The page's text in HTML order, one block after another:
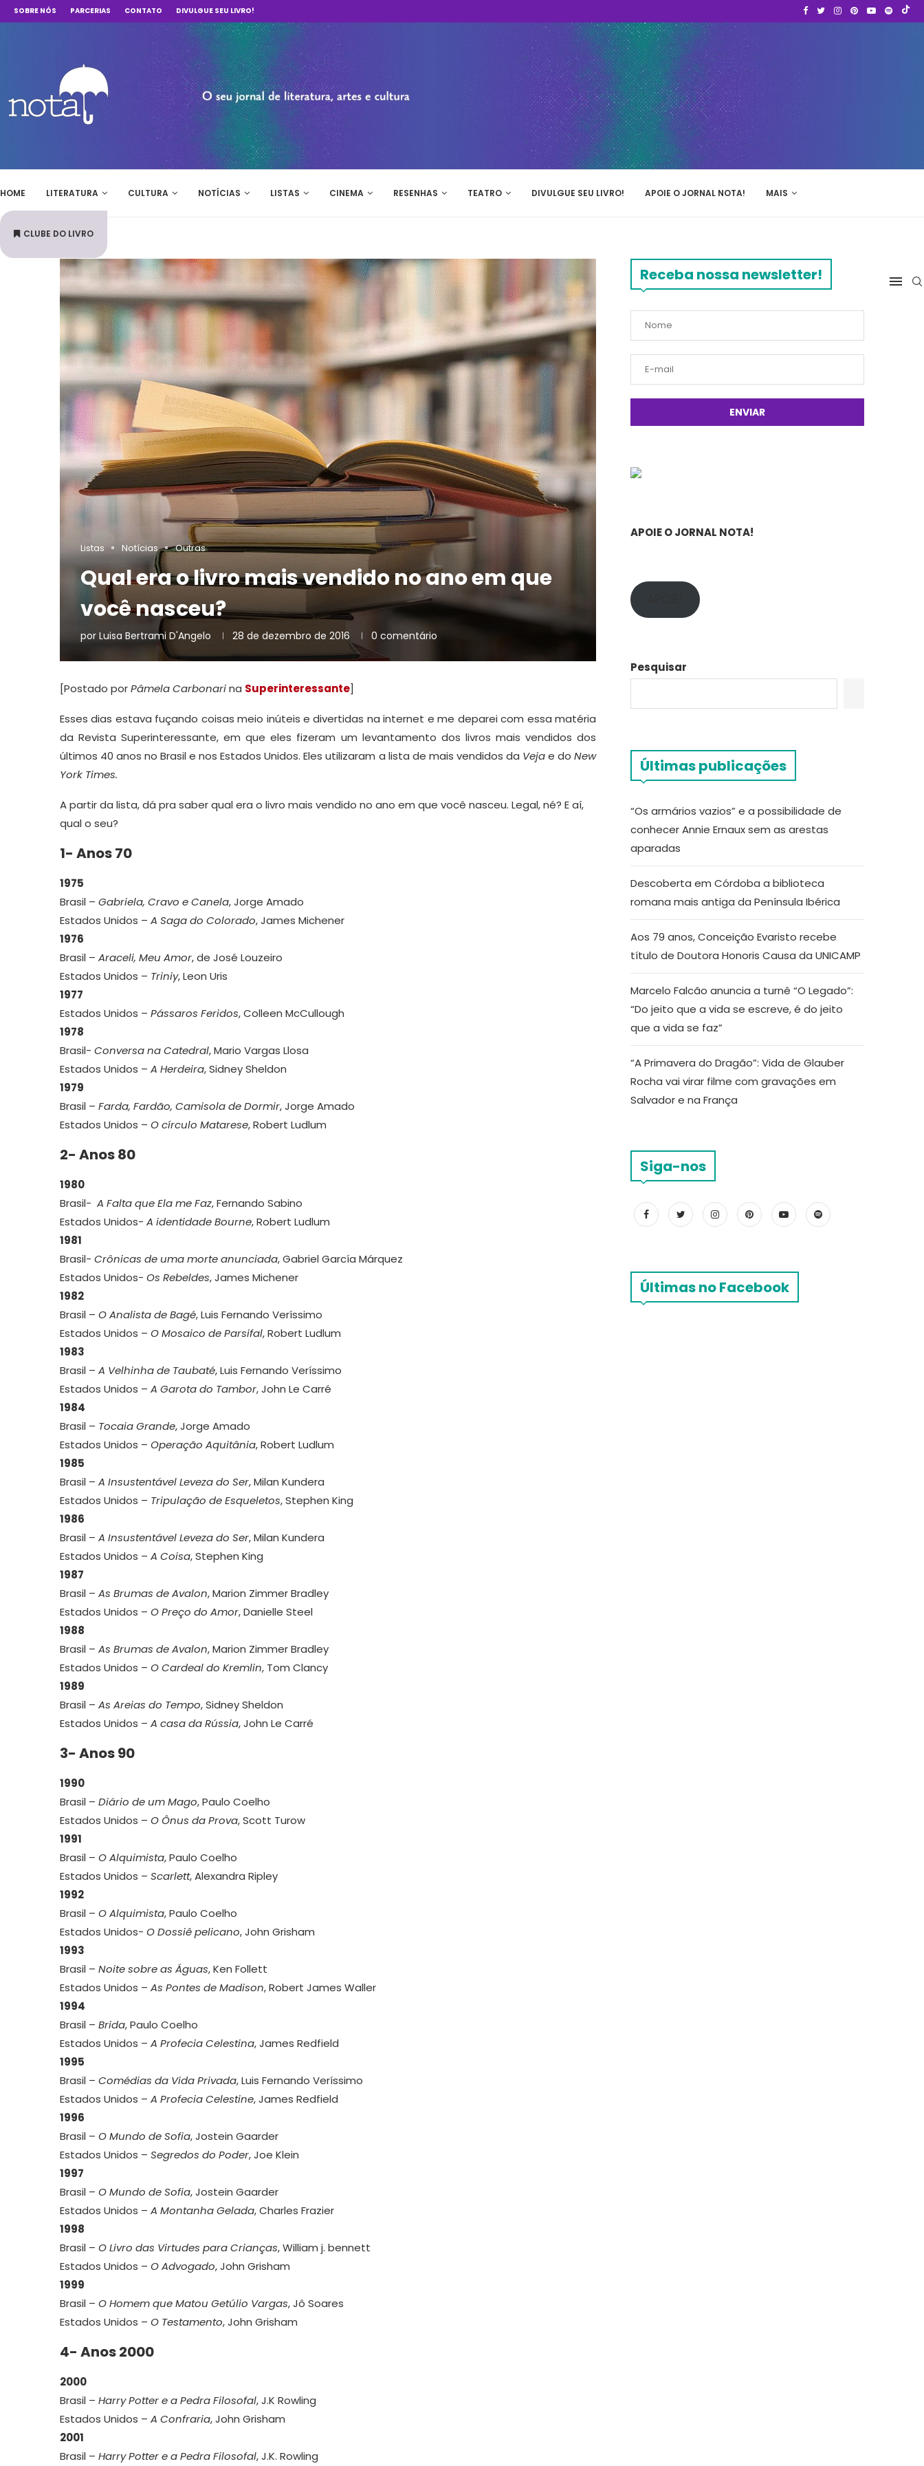
SOBRE NÓS PARCERIAS CONTATO DIVULGUE SEU LIVRO!
HOME LITERATURA CULTURA NOTÍCIAS LISTAS CINEMA RESENHAS TEATRO DIVULGUE SEU LIVRO! APOIE O JORNAL NOTA! MAIS
CLUBE DO LIVRO
Listas Notícias Outras
Qual era o livro mais vendido no ano em que
você nasceu?
por Luisa Bertrami D'Angelo 28 de dezembro de 2016 0 comentário
[Postado porPâmela Carbonarina Superinteressante]
Esses dias estava fuçando coisas meio inúteis e divertidas na internet e me deparei com essa matéria
da Revista Superinteressante, em que eles fizeram um levantamento dos livros mais vendidos dos
últimos 40 anos no Brasil e nos Estados Unidos. Eles utilizaram a lista de mais vendidos da Vejae do New
York Times.
A partir da lista, dá pra saber qual era o livro mais vendido no ano em que você nasceu. Legal, né? E aí,
qual o seu?
1- Anos 70
1975
Brasil – Gabriela, Cravo e Canela, Jorge Amado
Estados Unidos – A Saga do Colorado, James Michener
1976
Brasil – Araceli, Meu Amor, de José Louzeiro
Estados Unidos – Triniy, Leon Uris
1977
Estados Unidos – Pássaros Feridos, Colleen McCullough
1978
Brasil- Conversa na Catedral, Mario Vargas Llosa
Estados Unidos – A Herdeira, Sidney Sheldon
1979
Brasil – Farda, Fardão, Camisola de Dormir, Jorge Amado
Estados Unidos – O círculo Matarese, Robert Ludlum
2- Anos 80
1980
Brasil- A Falta que Ela me Faz, Fernando Sabino
Estados Unidos- A identidade Bourne, Robert Ludlum
1981
Brasil- Crônicas de uma morte anunciada, Gabriel García Márquez
Estados Unidos- Os Rebeldes, James Michener
1982
Brasil – O Analista de Bagé, Luis Fernando Veríssimo
Estados Unidos – O Mosaico de Parsifal, Robert Ludlum
1983
Brasil – A Velhinha de Taubaté, Luis Fernando Veríssimo
Estados Unidos – A Garota do Tambor, John Le Carré
1984
Brasil – Tocaia Grande, Jorge Amado
Estados Unidos – Operação Aquitânia, Robert Ludlum
1985
Brasil – A Insustentável Leveza do Ser, Milan Kundera
Estados Unidos – Tripulação de Esqueletos, Stephen King
1986
Brasil – A Insustentável Leveza do Ser, Milan Kundera
Estados Unidos – A Coisa, Stephen King
1987
Brasil – As Brumas de Avalon, Marion Zimmer Bradley
Estados Unidos – O Preço do Amor, Danielle Steel
1988
Brasil – As Brumas de Avalon, Marion Zimmer Bradley
Estados Unidos – O Cardeal do Kremlin, Tom Clancy
1989
Brasil – As Areias do Tempo, Sidney Sheldon
Estados Unidos – A casa da Rússia, John Le Carré
3- Anos 90
1990
Brasil – Diário de um Mago, Paulo Coelho
Estados Unidos – O Ônus da Prova, Scott Turow
1991
Brasil – O Alquimista, Paulo Coelho
Estados Unidos – Scarlett, Alexandra Ripley
1992
Brasil – O Alquimista, Paulo Coelho
Estados Unidos- O Dossiê pelicano, John Grisham
1993
Brasil – Noite sobre as Águas, Ken Follett
Estados Unidos – As Pontes de Madison, Robert James Waller
1994
Brasil – Brida, Paulo Coelho
Estados Unidos – A Profecia Celestina, James Redfield
1995
Brasil – Comédias da Vida Privada, Luis Fernando Veríssimo
Estados Unidos – A Profecia Celestine, James Redfield
1996
Brasil – O Mundo de Sofia, Jostein Gaarder
Estados Unidos – Segredos do Poder, Joe Klein
1997
Brasil – O Mundo de Sofia, Jostein Gaarder
Estados Unidos – A Montanha Gelada, Charles Frazier
1998
Brasil – O Livro das Virtudes para Crianças, William j. bennett
Estados Unidos – O Advogado, John Grisham
1999
Brasil – O Homem que Matou Getúlio Vargas, Jô Soares
Estados Unidos – O Testamento, John Grisham
4- Anos 2000
2000
Brasil – Harry Potter e a Pedra Filosofal, J.K Rowling
Estados Unidos – A Confraria, John Grisham
2001
Brasil – Harry Potter e a Pedra Filosofal, J.K. Rowling
Receba nossa newsletter!
APOIE O JORNAL NOTA!
Pesquisar
Últimas publicações
“Os armários vazios” e a possibilidade de
conhecer Annie Ernaux sem as arestas
aparadas
Descoberta em Córdoba a biblioteca
romana mais antiga da Península Ibérica
Aos 79 anos, Conceição Evaristo recebe
título de Doutora Honoris Causa da UNICAMP
Marcelo Falcão anuncia a turnê “O Legado”:
“Do jeito que a vida se escreve, é do jeito
que a vida se faz”
“A Primavera do Dragão”: Vida de Glauber
Rocha vai virar filme com gravações em
Salvador e na França
Siga-nos
Últimas no Facebook